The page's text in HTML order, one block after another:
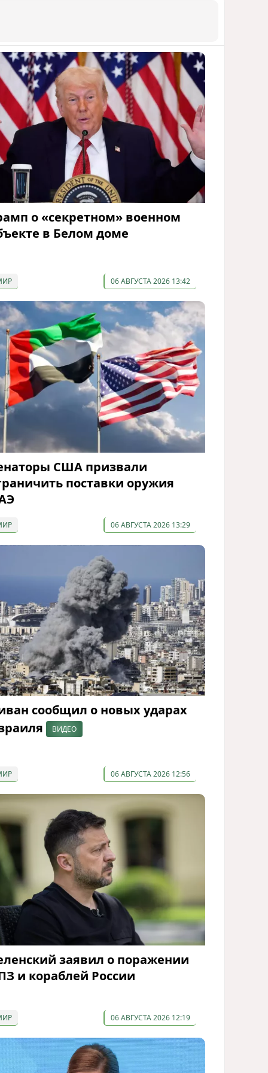
о «секретном» военном
в Белом доме
06 АВГУСТА 2026 13:42
США призвали
поставки оружия
06 АВГУСТА 2026 13:29
сообщил о новых ударах
ВИДЕО
06 АВГУСТА 2026 12:56
заявил о поражении
и кораблей России
06 АВГУСТА 2026 12:19